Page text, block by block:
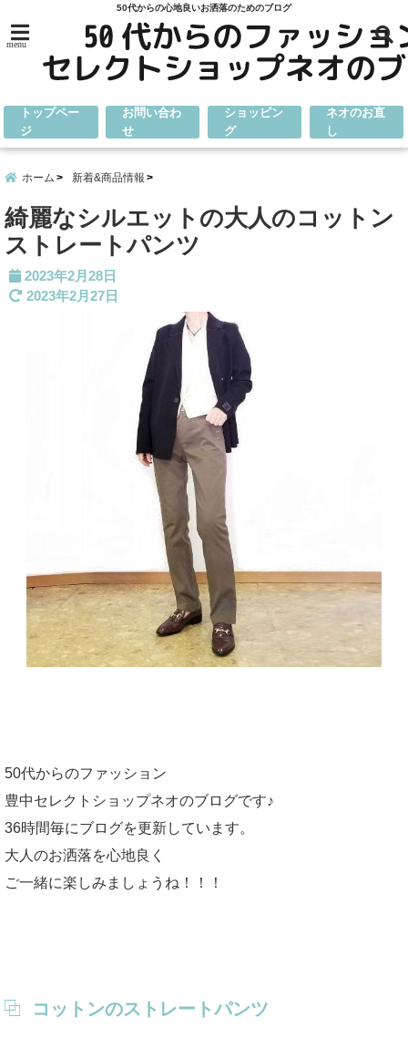
50代からの心地良いお洒落のためのブログ
menu
トップペー
ジ
お問い合わ
せ
ショッピン
グ
ネオのお直
し
ホーム 新着&商品情報
綺麗なシルエットの大人のコットン
ストレートパンツ
2023年2月28日
2023年2月27日
50代からのファッション
豊中セレクトショップネオのブログです♪
36時間毎にブログを更新しています。
大人のお洒落を心地良く
ご一緒に楽しみましょうね！！！
コットンのストレートパンツ